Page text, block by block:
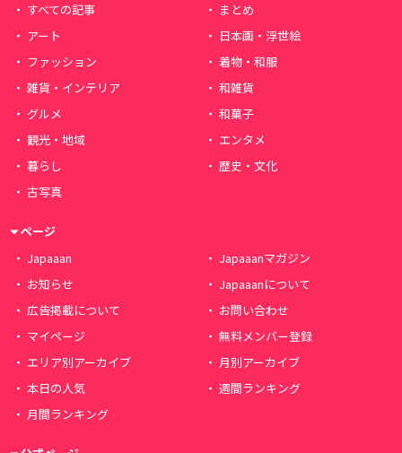
すべての記事
まとめ
アート
日本画・浮世絵
ファッション
着物・和服
雑貨・インテリア
和雑貨
グルメ
和菓子
観光・地域
エンタメ
暮らし
歴史・文化
古写真
ページ
Japaaan
Japaaanマガジン
お知らせ
Japaaanについて
広告掲載について
お問い合わせ
マイページ
無料メンバー登録
エリア別アーカイブ
月別アーカイブ
本日の人気
週間ランキング
月間ランキング